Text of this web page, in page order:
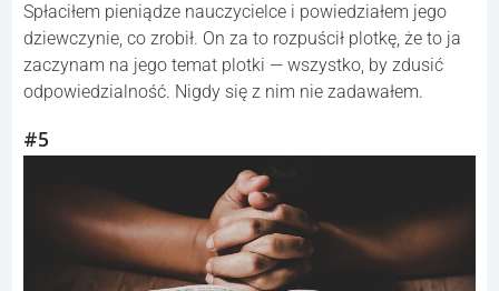
Spłaciłem pieniądze nauczycielce i powiedziałem jego
dziewczynie, co zrobił. On za to rozpuścił plotkę, że to ja
zaczynam na jego temat plotki — wszystko, by zdusić
odpowiedzialność. Nigdy się z nim nie zadawałem.
#5